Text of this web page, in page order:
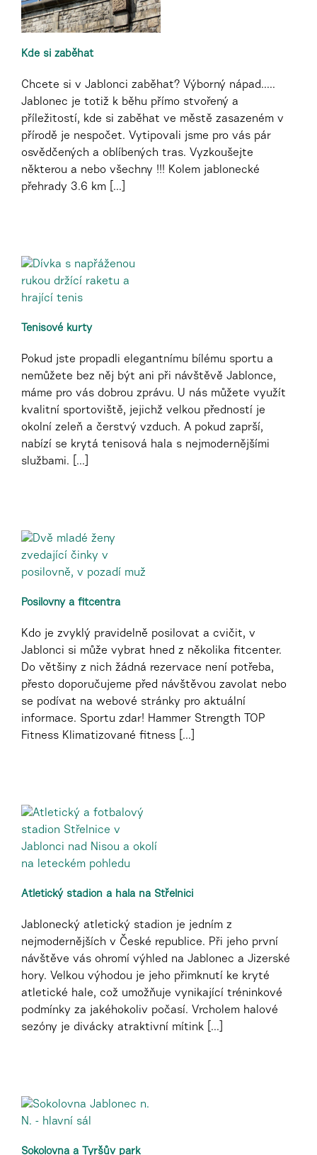
Kde si zaběhat
Chcete si v Jablonci zaběhat? Výborný nápad.....
Jablonec je totiž k běhu přímo stvořený a
příležitostí, kde si zaběhat ve městě zasazeném v
přírodě je nespočet. Vytipovali jsme pro vás pár
osvědčených a oblíbených tras. Vyzkoušejte
některou a nebo všechny !!! Kolem jablonecké
přehrady 3.6 km [...]
Tenisové kurty
Pokud jste propadli elegantnímu bílému sportu a
nemůžete bez něj být ani při návštěvě Jablonce,
máme pro vás dobrou zprávu. U nás můžete využít
kvalitní sportoviště, jejichž velkou předností je
okolní zeleň a čerstvý vzduch. A pokud zaprší,
nabízí se krytá tenisová hala s nejmodernějšími
službami. [...]
Posilovny a fitcentra
Kdo je zvyklý pravidelně posilovat a cvičit, v
Jablonci si může vybrat hned z několika fitcenter.
Do většiny z nich žádná rezervace není potřeba,
přesto doporučujeme před návštěvou zavolat nebo
se podívat na webové stránky pro aktuální
informace. Sportu zdar! Hammer Strength TOP
Fitness Klimatizované fitness [...]
Atletický stadion a hala na Střelnici
Jablonecký atletický stadion je jedním z
nejmodernějších v České republice. Při jeho první
návštěve vás ohromí výhled na Jablonec a Jizerské
hory. Velkou výhodou je jeho přimknutí ke kryté
atletické hale, což umožňuje vynikající tréninkové
podmínky za jakéhokoliv počasí. Vrcholem halové
sezóny je divácky atraktivní mítink [...]
Sokolovna a Tyršův park